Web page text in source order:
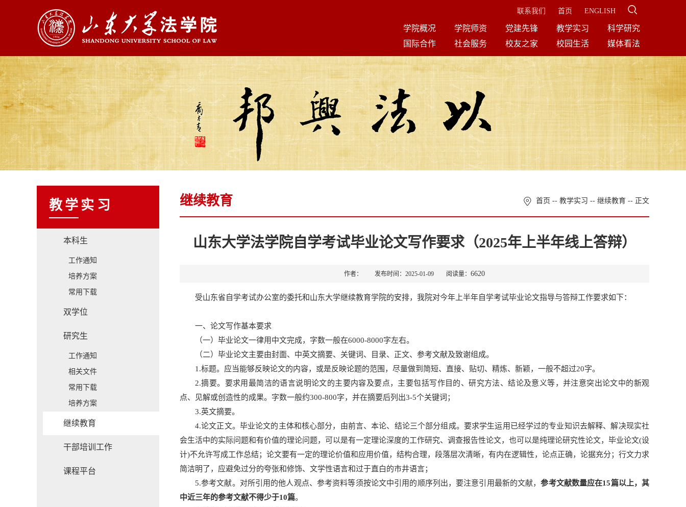
联系我们 首页 ENGLISH
学院概况 学院师资 党建先锋 教学实习
科学研究
国际合作
社会服务 校友之家 校园生活 媒体看法
教学实习
本科生
工作通知
培养方案
常用下载
双学位
研究生
工作通知
相关文件
常用下载
培养方案
继续教育
干部培训工作
课程平台
继续教育 首页 -- 教学实习 -- 继续教育 -- 正文
山东大学法学院自学考试毕业论文写作要求（2025年上半年线上答辩）
作者： 发布时间：2025-01-09 阅读量： 6620
受山东省自学考试办公室的委托和山东大学继续教育学院的安排，我院对今年上半年自学考试毕业论文指导与答辩工作要求如下：
一、论文写作基本要求
（一）毕业论文一律用中文完成，字数一般在6000-8000字左右。
（二）毕业论文主要由封面、中英文摘要、关键词、目录、正文、参考文献及致谢组成。
1.标题。应当能够反映论文的内容，或是反映论题的范围，尽量做到简短、直接、贴切、精炼、新颖，一般不超过20字。
2.摘要。要求用最简洁的语言说明论文的主要内容及要点，主要包括写作目的、研究方法、结论及意义等，并注意突出论文中的新观
点、见解或创造性的成果。字数一般约300-800字，并在摘要后列出3-5个关键词；
3.英文摘要。
4.论文正文。毕业论文的主体和核心部分，由前言、本论、结论三个部分组成。要求学生运用已经学过的专业知识去解释、解决现实社
会生活中的实际问题和有价值的理论问题，可以是有一定理论深度的工作研究、调查报告性论文，也可以是纯理论研究性论文，毕业论文(设
计)不允许写成工作总结；论文要有一定的理论价值和应用价值，结构合理，段落层次清晰，有内在逻辑性，论点正确，论据充分；行文力求
简洁明了，应避免过分的夸张和修饰、文学性语言和过于直白的市井语言；
5.参考文献。对所引用的他人观点、参考资料等须按论文中引用的顺序列出，要注意引用最新的文献，参考文献数量应在15篇以上，其
中近三年的参考文献不得少于10篇。